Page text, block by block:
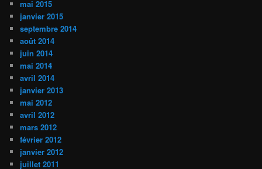
mai 2015
janvier 2015
septembre 2014
août 2014
juin 2014
mai 2014
avril 2014
janvier 2013
mai 2012
avril 2012
mars 2012
février 2012
janvier 2012
juillet 2011